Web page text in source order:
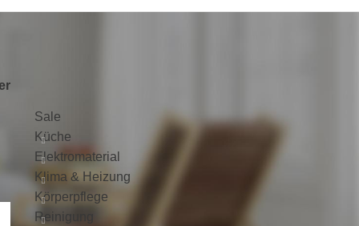
Sale
Küche
Elektromaterial
Klima & Heizung
Körperpflege
Reinigung